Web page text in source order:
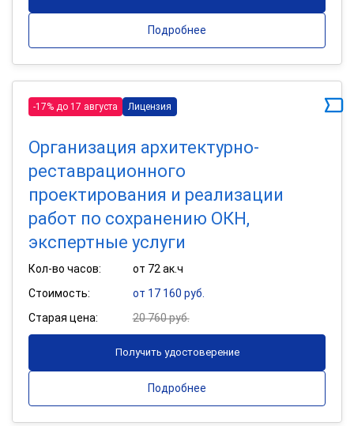
Подробнее
-17% до 17 августа Лицензия
Организация архитектурно-
реставрационного
проектирования и реализации
работ по сохранению ОКН,
экспертные услуги
Кол-во часов:
от 72 ак.ч
Стоимость:
от 17 160 руб.
Старая цена:
20 760 руб.
Получить удостоверение
Подробнее